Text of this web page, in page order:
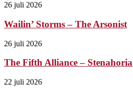
26 juli 2026
Wailin’ Storms – The Arsonist
26 juli 2026
The Fifth Alliance – Stenahoria
22 juli 2026